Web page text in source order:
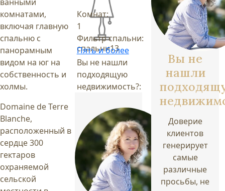
комнатами,
включая главную
спальню с
панорамным
видом на юг на
собственность и
холмы.
Domaine de Terre
Blanche,
расположенный в
сердце 300
гектаров
охраняемой
сельской
спальни13
Комнат:
1
Фильтр спальни:
Пять и более
Вы не нашли
подходящую
недвижимость?:
Вы не
нашли
Доверие
клиентов
генерирует
самые
различные
просьбы, не